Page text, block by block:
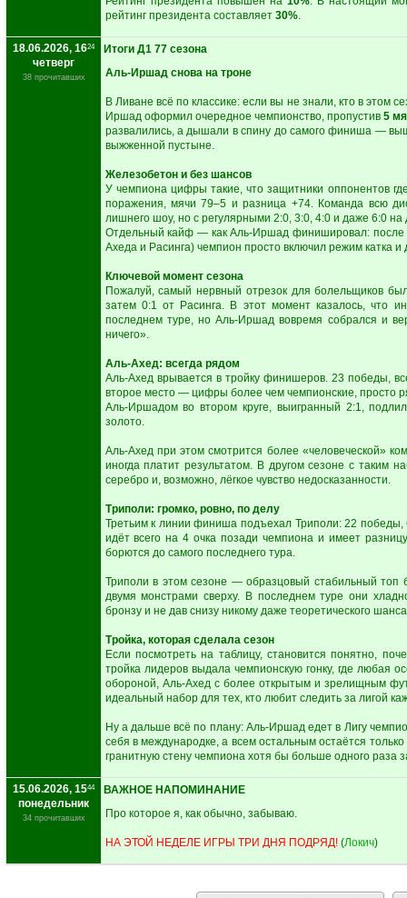
рейтинг президента составляет 30%.
18.06.2026, 1624
четверг
38 прочитавших
Итоги Д1 77 сезона
Аль-Иршад снова на троне
В Ливане всё по классике: если вы не знали, кто в этом
Иршад оформил очередное чемпионство, пропустив 5
развалились, а дышали в спину до самого финиша —
выжженной пустыне.
Железобетон и без шансов
У чемпиона цифры такие, что защитники оппонентов
поражения, мячи 79–5 и разница +74. Команда всю
лишнего шоу, но с регулярными 2:0, 3:0, 4:0 и даже 6:0
Отдельный кайф — как Аль-Иршад финишировал: после
Ахеда и Расинга) чемпион просто включил режим катка
Ключевой момент сезона
Пожалуй, самый нервный отрезок для болельщиков
затем 0:1 от Расинга. В этот момент казалось, что
последнем туре, но Аль-Иршад вовремя собрался и
ничего».
Аль-Ахед: всегда рядом
Аль-Ахед врывается в тройку финишеров. 23 победы,
второе место — цифры более чем чемпионские, просто
Аль-Иршадом во втором круге, выигранный 2:1,
золото.
Аль-Ахед при этом смотрится более «человеческой»
иногда платит результатом. В другом сезоне с таким
серебро и, возможно, лёгкое чувство недосказанности.
Триполи: громко, ровно, по делу
Третьим к линии финиша подъехал Триполи: 22
идёт всего на 4 очка позади чемпиона и имеет
борются до самого последнего тура.
Триполи в этом сезоне — образцовый стабильный
двумя монстрами сверху. В последнем туре они
бронзу и не дав снизу никому даже теоретического
Тройка, которая сделала сезон
Если посмотреть на таблицу, становится понятно,
тройка лидеров выдала чемпионскую гонку, где любая
обороной, Аль-Ахед с более открытым и зрелищным
идеальный набор для тех, кто любит следить за лигой
Ну а дальше всё по плану: Аль-Иршад едет в Лигу
себя в международке, а всем остальным остаётся
гранитную стену чемпиона хотя бы больше одного раза
15.06.2026, 1544
понедельник
34 прочитавших
ВАЖНОЕ НАПОМИНАНИЕ
Про которое я, как обычно, забываю.
НА ЭТОЙ НЕДЕЛЕ ИГРЫ ТРИ ДНЯ ПОДРЯД!(Локич)